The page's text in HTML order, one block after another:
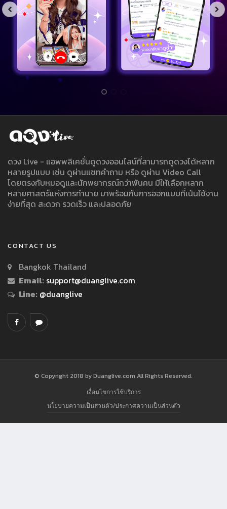
ดวง Live - แอพพลิเคชั่นดูดวงออนไลน์ที่สามารถดูดวงได้หลาก
หลายรูปแบบ เช่น ดูผ่านแชทคำถาม หรือ ดูผ่าน Video Call
โดยตรงกับหมอดูและนักพยากรณ์กว่าพันคน มีให้เลือกหลาก
หลายศาสตร์แห่งการทำนาย มาพร้อมกับการออกแบบที่เน้นใช้งาน
ง่ายที่สุด สะดวก รวดเร็ว และปลอดภัย
CONTACT US
Bangkok Thailand
Email: support@duanglive.com
Line: @duanglive
© Copyright 2018 by Duanglive.com All Rights Reserved.
เงื่อนไขการใช้บริการ
นโยบายความเป็นส่วนตัว/ประกาศความเป็นส่วนตัว